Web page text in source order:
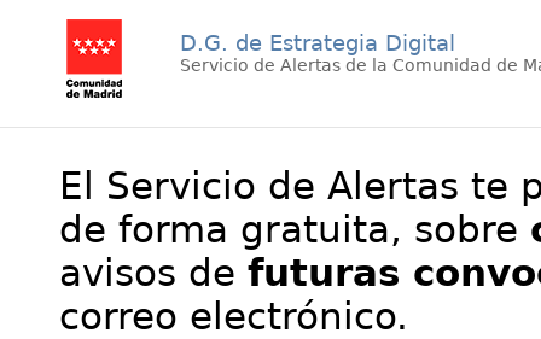
D.G. de Estrategia Digital
Servicio de Alertas de la Comunidad de
El Servicio de Alertas te
de forma gratuita, sobre
avisos de futuras
correo electrónico.